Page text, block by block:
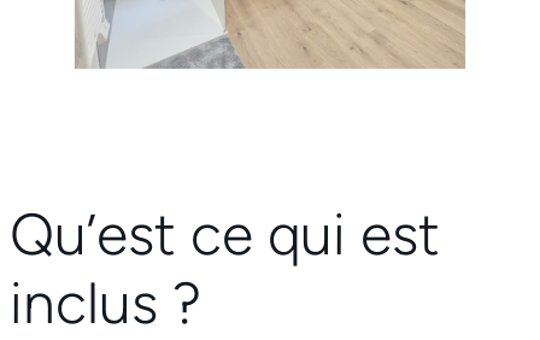
Qu’est ce qui est
inclus ?